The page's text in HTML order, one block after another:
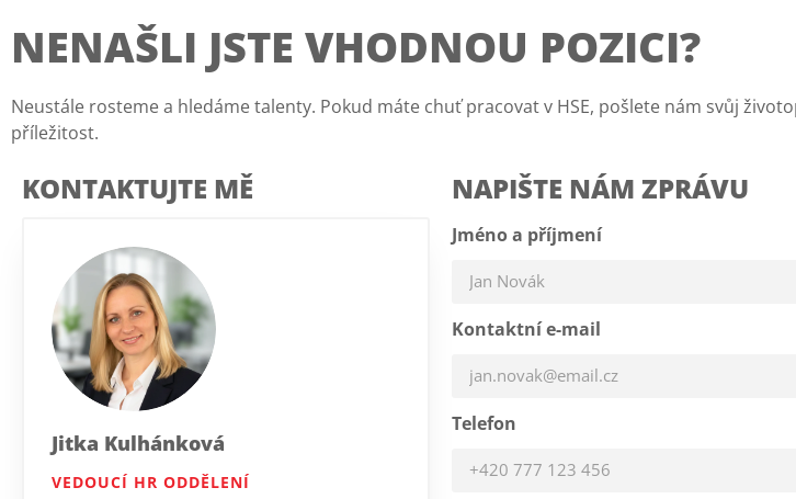
NENAŠLI JSTE VHODNOU POZICI?
Neustále rosteme a hledáme talenty. Pokud máte chuť pracovat v HSE, pošlete nám svůj
příležitost.
KONTAKTUJTE MĚ
Jitka Kulhánková
VEDOUCÍ HR ODDĚLENÍ
NAPIŠTE NÁM ZPRÁVU
Jméno a příjmení
Kontaktní e-mail
Telefon